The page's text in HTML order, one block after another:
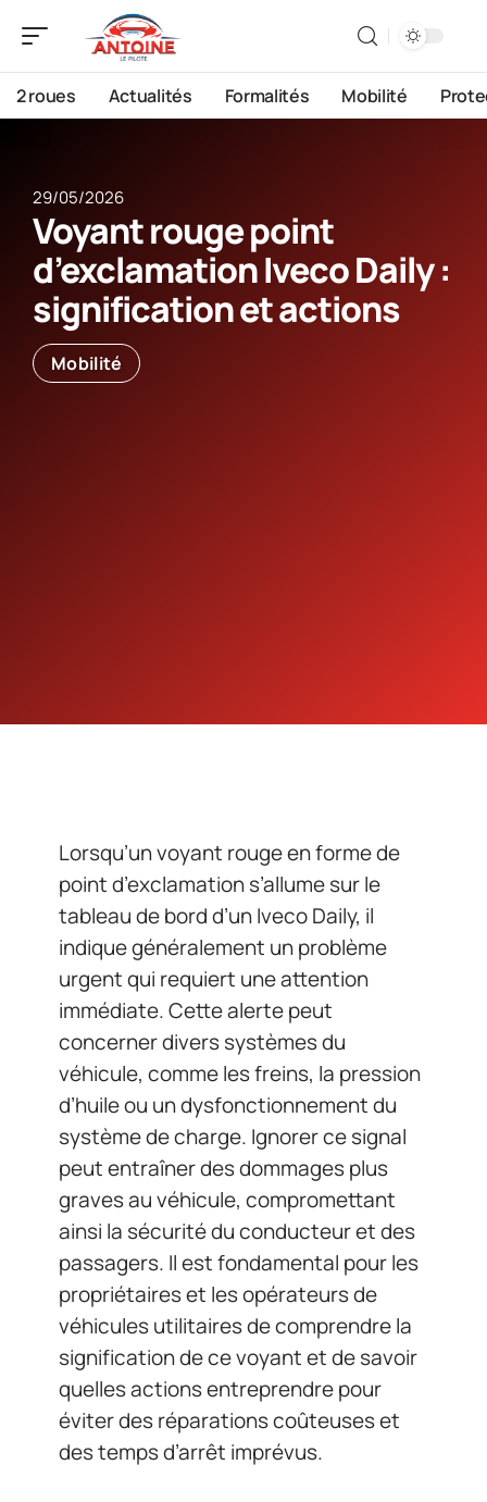
2 roues Actualités Formalités Mobilité
29/05/2026
Voyant rouge point
d’exclamation Iveco Daily :
signification et actions
Mobilité
Lorsqu’un voyant rouge en forme de
point d’exclamation s’allume sur le
tableau de bord d’un Iveco Daily, il
indique généralement un problème
urgent qui requiert une attention
immédiate. Cette alerte peut
concerner divers systèmes du
véhicule, comme les freins, la pression
d’huile ou un dysfonctionnement du
système de charge. Ignorer ce signal
peut entraîner des dommages plus
graves au véhicule, compromettant
ainsi la sécurité du conducteur et des
passagers. Il est fondamental pour les
propriétaires et les opérateurs de
véhicules utilitaires de comprendre la
signification de ce voyant et de savoir
quelles actions entreprendre pour
éviter des réparations coûteuses et
des temps d’arrêt imprévus.